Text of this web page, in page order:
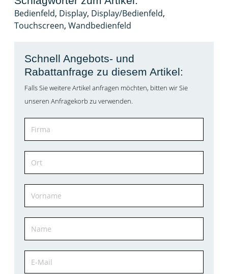
Bedienfeld, Display, Display/Bedienfeld,
Touchscreen, Wandbedienfeld
Schnell Angebots- und
Rabattanfrage zu diesem Artikel:
Falls Sie weitere Artikel anfragen möchten, bitten wir Sie
unseren Anfragekorb zu verwenden.